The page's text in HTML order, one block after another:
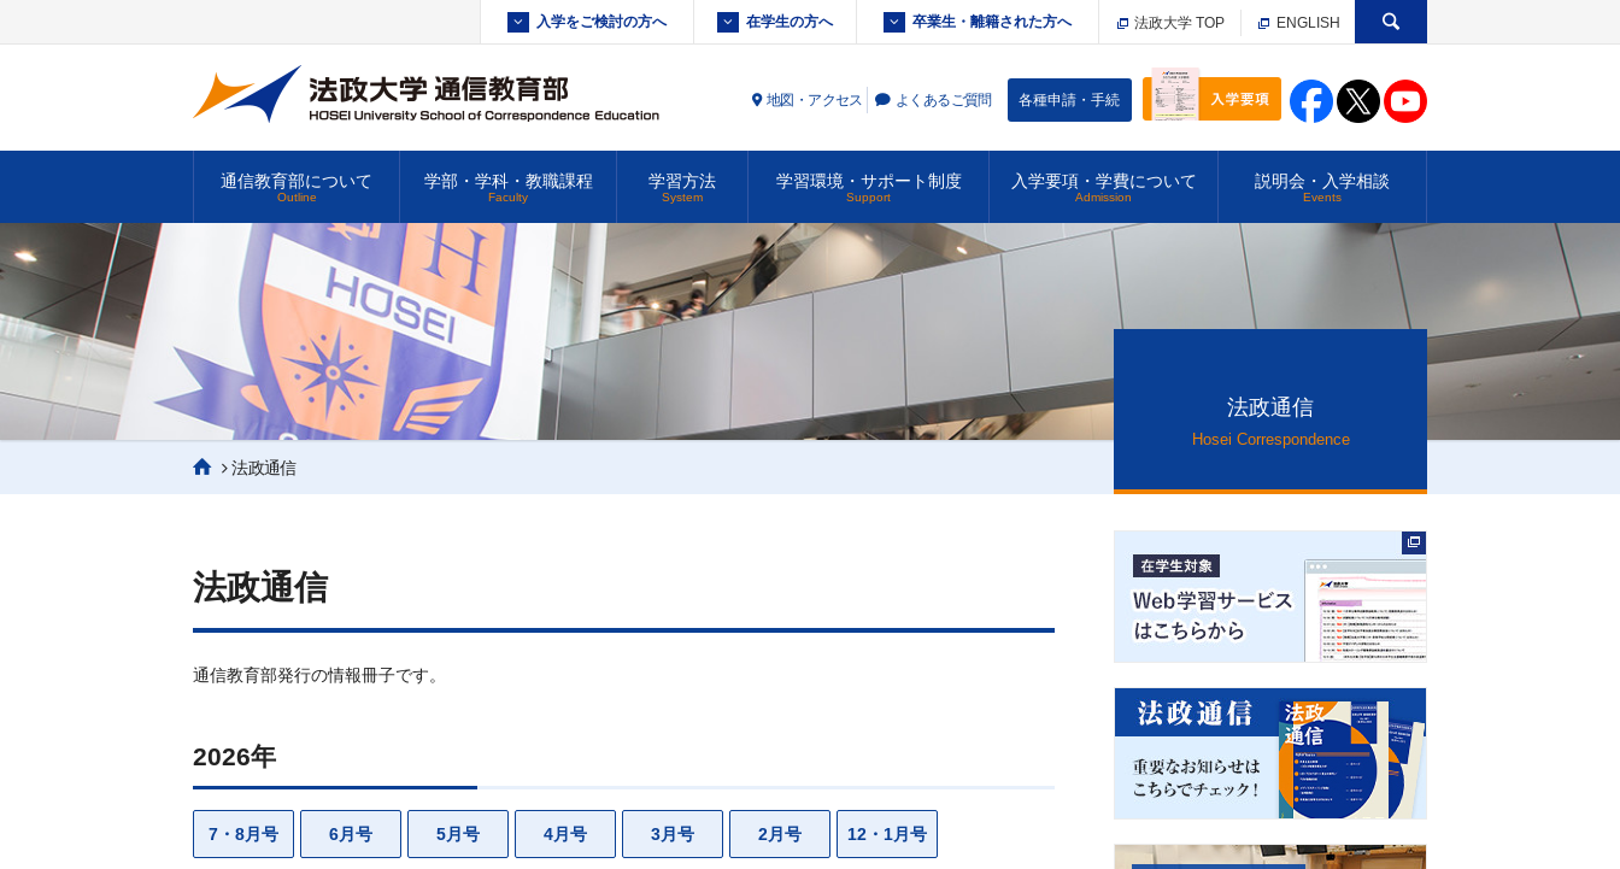
法政大学 TOP ENGLISH
入学をご検討の方へ 在学生の方へ 卒業生・離籍された方へ
地図・アクセス よくあるご質問 各種申請・手続
通信教育部について
Outline
学部・学科・教職課程
Faculty
学習方法
System
学習環境・サポート制度
Support
入学要項・学費について
Admission
説明会・入学相談
Events
法政通信
Hosei Correspondence
法政通信
法政通信
通信教育部発行の情報冊子です。
2026年
7・8月号 6月号 5月号 4月号 3月号 2月号 12・1月号